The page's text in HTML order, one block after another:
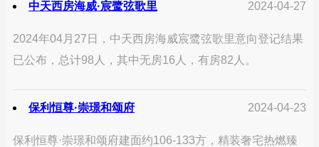
中天西房海威·宸鹭弦歌里 2024-04-27
2024年04月27日，中天西房海威宸鹭弦歌里意向登记结果
已公布，总计98人，其中无房16人，有房82人。
保利恒尊·崇璟和颂府 2024-04-23
保利恒尊·崇璟和颂府建面约106-133方，精装奢宅热燃臻